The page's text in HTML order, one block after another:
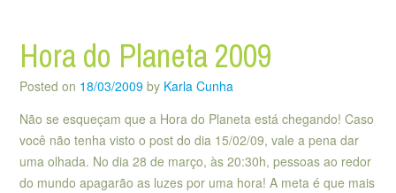
Hora do Planeta 2009
Posted on 18/03/2009 by Karla Cunha
Não se esqueçam que a Hora do Planeta está chegando! Caso
você não tenha visto o post do dia 15/02/09, vale a pena dar
uma olhada. No dia 28 de março, às 20:30h, pessoas ao redor
do mundo apagarão as luzes por uma hora! A meta é que mais